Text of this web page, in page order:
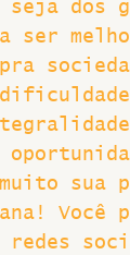
seja dos
muito
redes